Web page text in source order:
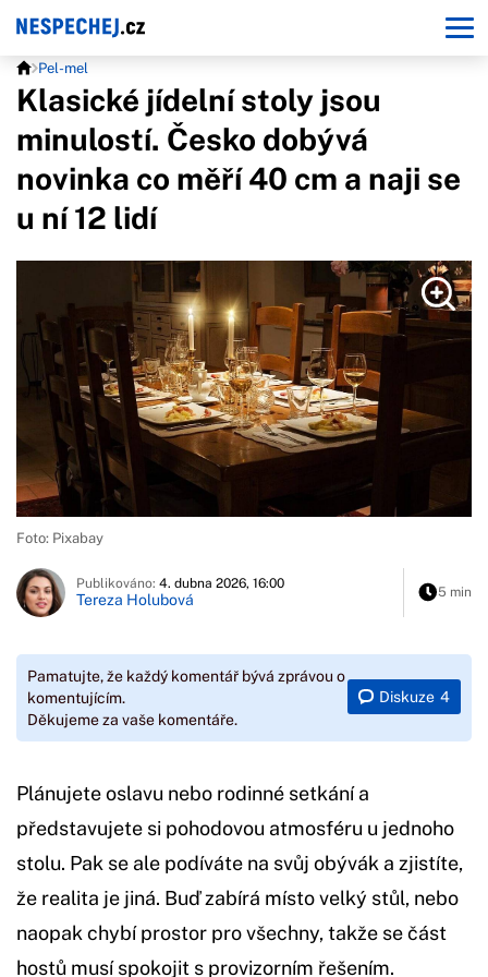
Pel-mel
Klasické jídelní stoly jsou
minulostí. Česko dobývá
novinka co měří 40 cm a naji se
u ní 12 lidí
Foto: Pixabay
Publikováno: 4. dubna 2026, 16:00
Tereza Holubová 5 min
Pamatujte, že každý komentář bývá zprávou o
komentujícím.
Děkujeme za vaše komentáře.
Diskuze 4
Plánujete oslavu nebo rodinné setkání a
představujete si pohodovou atmosféru u jednoho
stolu. Pak se ale podíváte na svůj obývák a zjistíte,
že realita je jiná. Buď zabírá místo velký stůl, nebo
naopak chybí prostor pro všechny, takže se část
hostů musí spokojit s provizorním řešením.